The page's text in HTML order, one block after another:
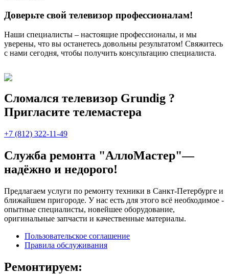
Доверьте свой телевизор профессионалам!
Наши специалисты – настоящие профессионалы, и мы
уверены, что вы останетесь довольны результатом! Свяжитесь
с нами сегодня, чтобы получить консультацию специалиста.
Сломался телевизор Grundig ?
Пригласите телемастера
+7 (812) 322-11-49
Служба ремонта "АллоМастер"—
надёжно и недорого!
Предлагаем услуги по ремонту техники в Санкт-Петербурге и
ближайшем пригороде. У нас есть для этого всё необходимое -
опытные специалисты, новейшее оборудование,
оригинальные запчасти и качественные материалы.
Пользовательское соглашение
Правила обслуживания
Ремонтируем: